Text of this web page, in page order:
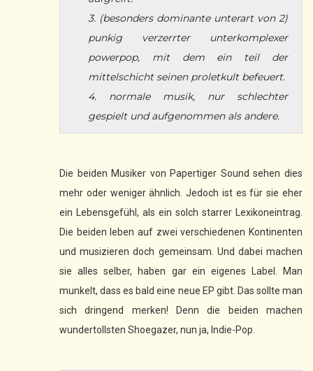
3. (besonders dominante unterart von 2)
punkig verzerrter unterkomplexer
powerpop, mit dem ein teil der
mittelschicht seinen proletkult befeuert.
4. normale musik, nur schlechter
gespielt und aufgenommen als andere.
Die beiden Musiker von Papertiger Sound sehen dies
mehr oder weniger ähnlich. Jedoch ist es für sie eher
ein Lebensgefühl, als ein solch starrer Lexikoneintrag.
Die beiden leben auf zwei verschiedenen Kontinenten
und musizieren doch gemeinsam. Und dabei machen
sie alles selber, haben gar ein eigenes Label. Man
munkelt, dass es bald eine neue EP gibt. Das sollte man
sich dringend merken! Denn die beiden machen
wundertollsten Shoegazer, nun ja, Indie-Pop.